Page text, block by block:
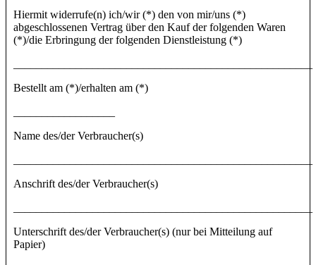
Hiermit widerrufe(n) ich/wir (*) den von mir/uns (*)
abgeschlossenen Vertrag über den Kauf der folgenden Waren
(*)/die Erbringung der folgenden Dienstleistung (*)
Bestellt am (*)/erhalten am (*)
Name des/der Verbraucher(s)
Anschrift des/der Verbraucher(s)
Unterschrift des/der Verbraucher(s) (nur bei Mitteilung auf
Papier)